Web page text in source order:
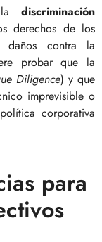
discriminación
derechos de los
daños contra la
probar que la
Diligence) y que
imprevisible o
corporativa
para